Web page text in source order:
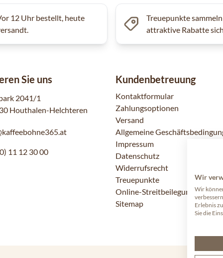
12 Uhr bestellt, heute
Treuepunkte
attraktive Rabatte
Sie uns
2041/1
Houthalen-Helchteren
11 12 30 00
Kundenbetreuung
Kontaktformular
Zahlungsoptionen
Versand
Allgemeine
Impressum
Datenschutz
Widerrufsrecht
Treuepunkte
Online-Streitbeilegung
Sitemap
Wir
Wir
Erlebnis
Sie die